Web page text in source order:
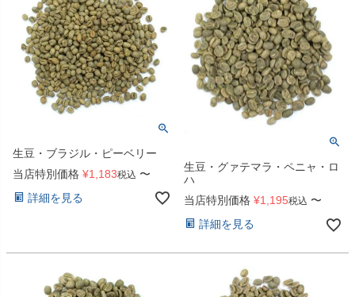
生豆・ブラジル・ピーベリー
当店特別価格 ¥1,183税込 〜
詳細を見る
生豆・グァテマラ・ペニャ・ロ
ハ
当店特別価格 ¥1,195税込 〜
詳細を見る